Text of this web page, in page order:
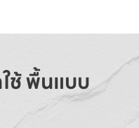
ช้ พื้นแบบ